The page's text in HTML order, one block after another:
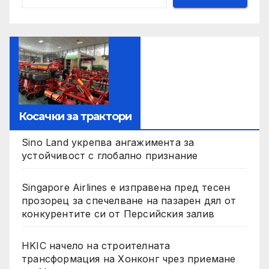
Косачки за трактори
Sino Land укрепва ангажимента за
устойчивост с глобално признание
Singapore Airlines е изправена пред тесен
прозорец за спечелване на пазарен дял от
конкурентите си от Персийския залив
HKIC начело на строителната
трансформация на Хонконг чрез приемане